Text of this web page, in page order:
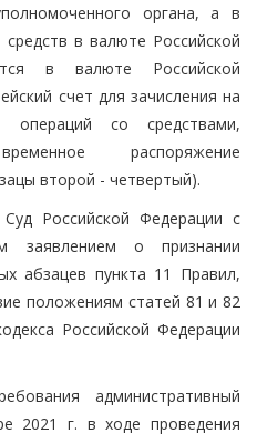
органа, а в
в валюте Российской
в валюте Российской
счет для зачисления на
со средствами,
распоряжение
второй - четвертый).
Российской Федерации с
заявлением о признании
абзацев пункта 11 Правил,
положениям статей 81 и 82
Российской Федерации
административный
2021 г. в ходе проведения